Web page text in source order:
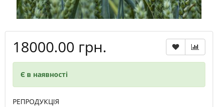
18000.00 грн.
Є в наявності
РЕПРОДУКЦІЯ